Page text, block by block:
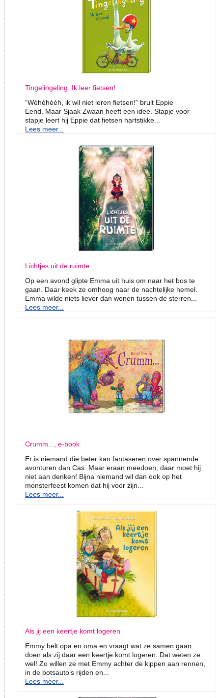
Tingelingeling. Ik leer fietsen!
“Wèhèhèèh, ik wil niet leren fietsen!” brult Eppie
Eend. Maar Sjaak Zwaan heeft een idee. Stapje voor
stapje leert hij Eppie dat fietsen hartstikke...
Lees meer...
Lichtjes uit de ruimte
Op een avond glipte Emma uit huis om naar het bos te
gaan. Daar keek ze omhoog naar de nachtelijke hemel.
Emma wilde niets liever dan wonen tussen de sterren...
Lees meer...
Crumm..., e-book
Er is niemand die beter kan fantaseren over spannende
avonturen dan Cas. Maar eraan meedoen, daar moet hij
niet aan denken! Bijna niemand wil dan ook op het
monsterfeest komen dat hij voor zijn...
Lees meer...
Als jij een keertje komt logeren
Emmy belt opa en oma en vraagt wat ze samen gaan
doen als zij daar een keertje komt logeren. Dat weten ze
wel! Zo willen ze met Emmy achter de kippen aan rennen,
in de botsauto’s rijden en...
Lees meer...